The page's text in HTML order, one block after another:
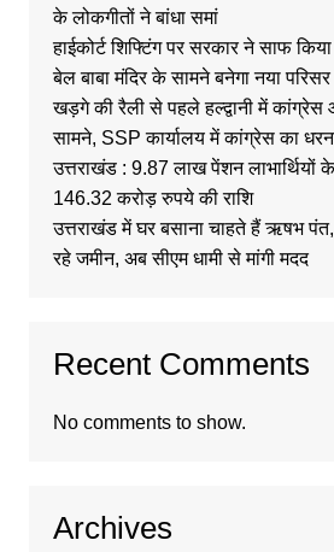
के लोकगीतों ने बांधा समां
हाईकोर्ट शिफ्टिंग पर सरकार ने साफ
बेल बाबा मंदिर के सामने बनेगा नया परिसर
खड़गे की रैली से पहले हल्द्वानी में
सामने, SSP कार्यालय में कांग्रेस का
उत्तराखंड : 9.87 लाख पेंशन लाभार्थियों
146.32 करोड़ रुपये की राशि
उत्तराखंड में घर बसाना चाहते हैं ऋषभ
रहे जमीन, अब सीएम धामी से मांगी मदद
Recent Comments
No comments to show.
Archives